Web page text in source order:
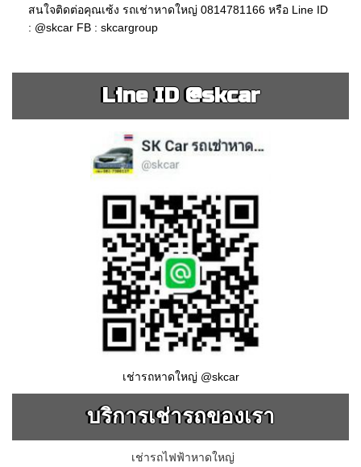
สนใจติดต่อคุณเซ้ง รถเช่าหาดใหญ่ 0814781166 หรือ Line ID
: @skcar FB : skcargroup
Line ID @skcar
เช่ารถหาดใหญ่ @skcar
บริการเช่ารถของเรา
เช่ารถไฟฟ้าหาดใหญ่